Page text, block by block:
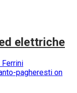
elettriche
Ferrini